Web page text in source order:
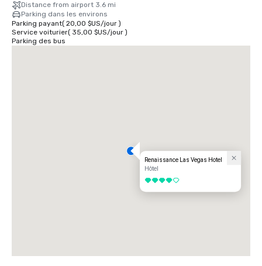
Distance from airport 3.6 mi
Parking dans les environs
Parking payant( 20,00 $US/jour)
Service voiturier( 35,00 $US/jour)
Parking des bus
Renaissance Las Vegas Hotel
Hôtel
4 sur 5